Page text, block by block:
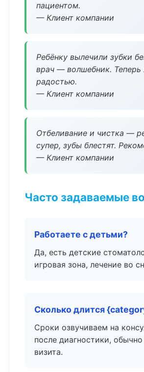
пациентом.
— Клиент компании
Ребёнку вылечили зубки
врач — волшебник.
радостью.
— Клиент компании
Отбеливание и чистка —
супер, зубы блестят.
— Клиент компании
Часто задаваемые
Работаете с детьми?
Да, есть детские
игровая зона, лечение во
Сколько длится
Сроки озвучиваем на
после диагностики, обычно
визита.